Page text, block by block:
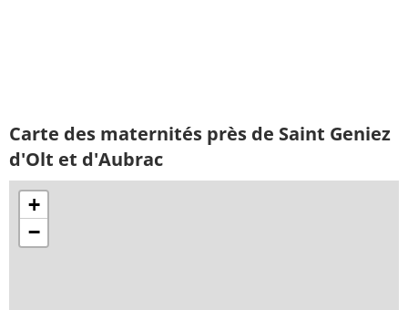
Carte des maternités près de Saint Geniez
d'Olt et d'Aubrac
+
−